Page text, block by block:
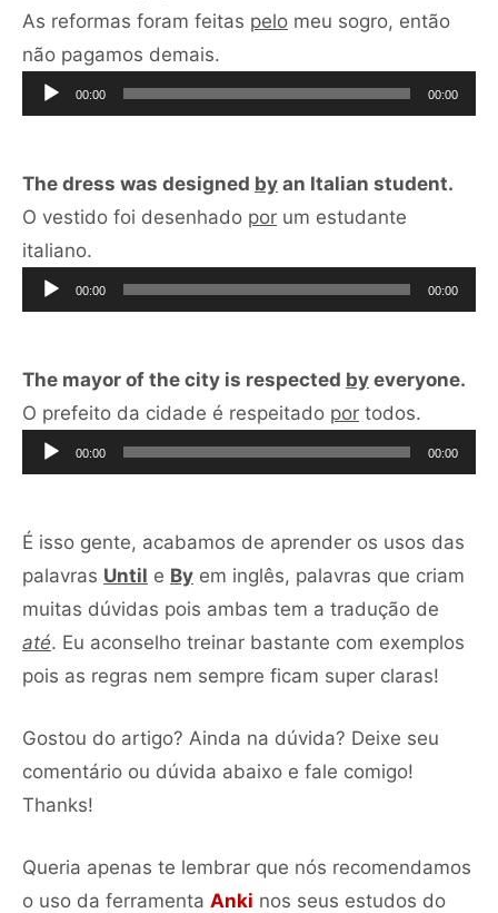
As reformas foram feitas pelo meu sogro, então
não pagamos demais.
de
áudio
00:00 00:00
The dress was designed by an Italian student.
O vestido foi desenhado por um estudante
italiano.
de
áudio
00:00 00:00
The mayor of the city is respected by everyone.
O prefeito da cidade é respeitado por todos.
de
áudio
00:00 00:00
É isso gente, acabamos de aprender os usos das
palavras Until e By em inglês, palavras que criam
muitas dúvidas pois ambas tem a tradução de
até. Eu aconselho treinar bastante com exemplos
pois as regras nem sempre ficam super claras!
Gostou do artigo? Ainda na dúvida? Deixe seu
comentário ou dúvida abaixo e fale comigo!
Thanks!
Queria apenas te lembrar que nós recomendamos
o uso da ferramenta Anki nos seus estudos do